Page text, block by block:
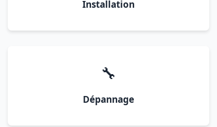
Installation
🔧
Dépannage